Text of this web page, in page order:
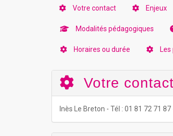
Votre contact Enjeux
Modalités pédagogiques
Horaires ou durée Les
Votre contact
Inès Le Breton - Tél : 01 81 72 71